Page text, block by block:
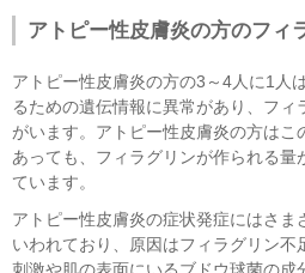
アトピー性皮膚炎の方のフ
アトピー性皮膚炎の方の3～4人に1人
るための遺伝情報に異常があり、フ
がいます。アトピー性皮膚炎の方は
あっても、フィラグリンが作られる
ています。
アトピー性皮膚炎の症状発症にはさま
いわれており、原因はフィラグリン
刺激や肌の表面にいるブドウ球菌の成